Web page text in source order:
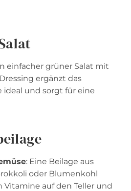
einfacher grüner Salat mit
ergänzt das
ideal und sorgt für eine
: Eine Beilage aus
oder Blumenkohl
Vitamine auf den Teller und